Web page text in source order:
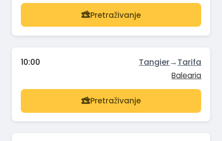
Pretraživanje
10:00 Tangier→Tarifa
Balearia
Pretraživanje